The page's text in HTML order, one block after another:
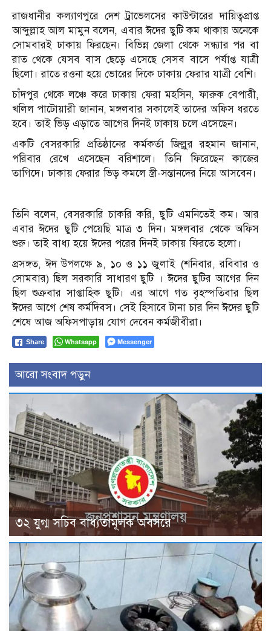
রাজধানীর কল্যাণপুরে দেশ ট্রাভেলসের কাউন্টারের দায়িত্বপ্রাপ্ত
আব্দুল্লাহ আল মামুন বলেন, এবার ঈদের ছুটি কম থাকায় অনেকে
সোমবারই ঢাকায় ফিরছেন। বিভিন্ন জেলা থেকে সন্ধ্যার পর বা
রাত থেকে যেসব বাস ছেড়ে এসেছে সেসব বাসে পর্যাপ্ত যাত্রী
ছিলো। রাতে রওনা হয়ে ভোরের দিকে ঢাকায় ফেরার যাত্রী বেশি।
চাঁদপুর থেকে লঞ্চে করে ঢাকায় ফেরা মহসিন, ফারুক বেপারী,
খলিল পাটোয়ারী জানান, মঙ্গলবার সকালেই তাদের অফিস ধরতে
হবে। তাই ভিড় এড়াতে আগের দিনই ঢাকায় চলে এসেছেন।
একটি বেসরকারি প্রতিষ্ঠানের কর্মকর্তা জিল্লুর রহমান জানান,
পরিবার রেখে এসেছেন বরিশালে। তিনি ফিরেছেন কাজের
তাগিদে। ঢাকায় ফেরার ভিড় কমলে স্ত্রী-সন্তানদের নিয়ে আসবেন।
তিনি বলেন, বেসরকারি চাকরি করি, ছুটি এমনিতেই কম। আর
এবার ঈদের ছুটি পেয়েছি মাত্র ৩ দিন। মঙ্গলবার থেকে অফিস
শুরু। তাই বাধ্য হয়ে ঈদের পরের দিনই ঢাকায় ফিরতে হলো।
প্রসঙ্গত, ঈদ উপলক্ষে ৯, ১০ ও ১১ জুলাই (শনিবার, রবিবার ও
সোমবার) ছিল সরকারি সাধারণ ছুটি । ঈদের ছুটির আগের দিন
ছিল শুক্রবার সাপ্তাহিক ছুটি। এর আগে গত বৃহস্পতিবার ছিল
ঈদের আগে শেষ কর্মদিবস। সেই হিসাবে টানা চার দিন ঈদের ছুটি
শেষে আজ অফিসপাড়ায় যোগ দেবেন কর্মজীবীরা।
Share Whatsapp Messenger
আরো সংবাদ পড়ুন
৩২ যুগ্ম সচিব বাধ্যতামূলক অবসরে